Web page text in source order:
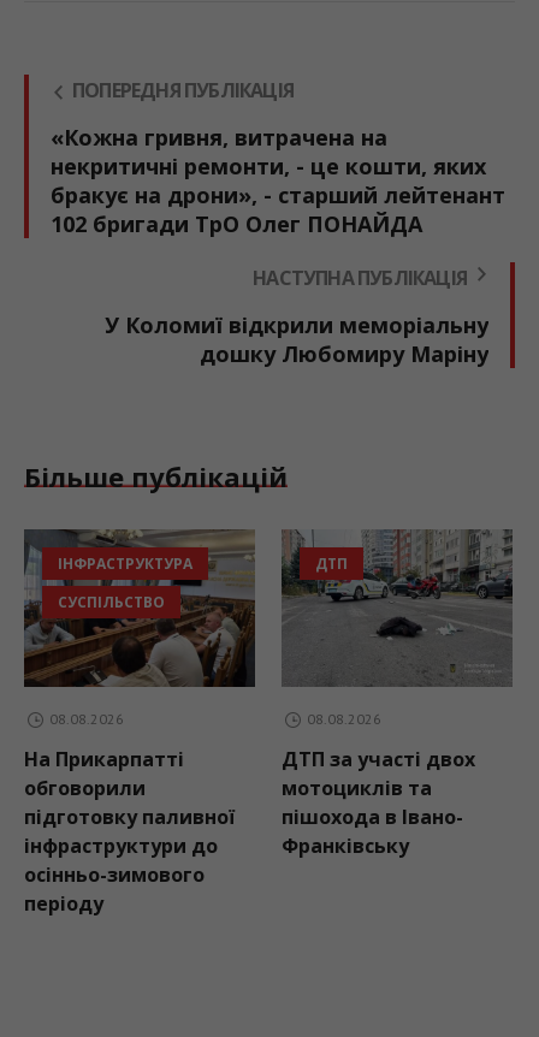
ПОПЕРЕДНЯ ПУБЛІКАЦІЯ
«Кожна гривня, витрачена на
некритичні ремонти, - це кошти, яких
бракує на дрони», - старший лейтенант
102 бригади ТрО Олег ПОНАЙДА
НАСТУПНА ПУБЛІКАЦІЯ
У Коломиї відкрили меморіальну
дошку Любомиру Маріну
Більше публікацій
ДТП
08.08.2026
ДТП за участі двох
мотоциклів та
пішохода в Івано-
Франківську
ДТП
08.08.2026
Поліція
обставини ДТП у
Богородчанах, у
травмувалася